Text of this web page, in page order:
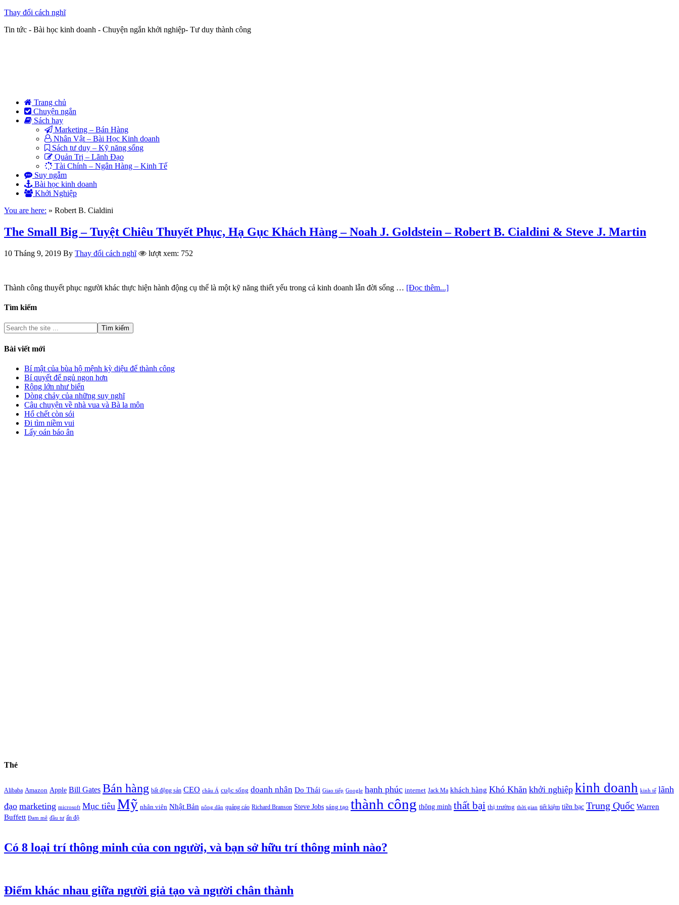
Thay đổi cách nghĩ
Tin tức - Bài học kinh doanh - Chuyện ngắn khởi nghiệp- Tư duy thành công
Trang chủ
Chuyện ngắn
Sách hay
Marketing – Bán Hàng
Nhân Vật – Bài Học Kinh doanh
Sách tư duy – Kỹ năng sống
Quản Trị – Lãnh Đạo
Tài Chính – Ngân Hàng – Kinh Tế
Suy ngẫm
Bài học kinh doanh
Khởi Nghiệp
You are here: » Robert B. Cialdini
The Small Big – Tuyệt Chiêu Thuyết Phục, Hạ Gục Khách Hàng – Noah J. Goldstein – Robert B. Cialdini & Steve J. Martin
10 Tháng 9, 2019 By Thay đổi cách nghĩ lượt xem: 752
Thành công thuyết phục người khác thực hiện hành động cụ thể là một kỹ năng thiết yếu trong cả kinh doanh lẫn đời sống … [Đọc thêm...]
Tìm kiếm
Bài viết mới
Bí mật của bùa hộ mệnh kỳ diệu để thành công
Bí quyết để ngủ ngon hơn
Rộng lớn như biển
Dòng chảy của những suy nghĩ
Câu chuyện về nhà vua và Bà la môn
Hổ chết còn sói
Đi tìm niềm vui
Lấy oán báo ân
Thẻ
Alibaba Amazon Apple Bill Gates Bán hàng bất động sản CEO châu Á cuộc sống doanh nhân Do Thái Giao tiếp Google hạnh phúc internet Jack Ma khách hàng Khó Khăn khởi nghiệp kinh doanh kinh tế lãnh
đạo marketing microsoft Mục tiêu Mỹ nhân viên Nhật Bản nông dân quảng cáo Richard Branson Steve Jobs sáng tạo thành công thông minh thất bại thị trường thời gian tiết kiệm tiền bạc Trung Quốc Warren
Buffett Đam mê đầu tư ấn độ
Có 8 loại trí thông minh của con người, và bạn sở hữu trí thông minh nào?
Điểm khác nhau giữa người giả tạo và người chân thành